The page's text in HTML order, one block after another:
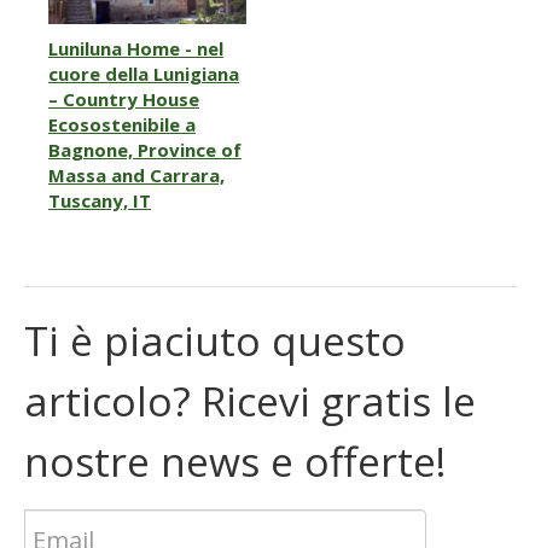
Luniluna Home - nel
cuore della Lunigiana
– Country House
Ecosostenibile a
Bagnone, Province of
Massa and Carrara,
Tuscany, IT
Ti è piaciuto questo
articolo? Ricevi gratis le
nostre news e offerte!